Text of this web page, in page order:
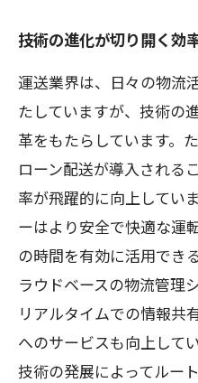
技術の進化が切り開く効
運送業界は、日々の物流
たしていますが、技術の
革をもたらしています。
ローン配送が導入される
率が飛躍的に向上してい
ーはより安全で快適な運
の時間を有効に活用でき
ラウドベースの物流管理
リアルタイムでの情報共
へのサービスも向上して
技術の発展によってルー